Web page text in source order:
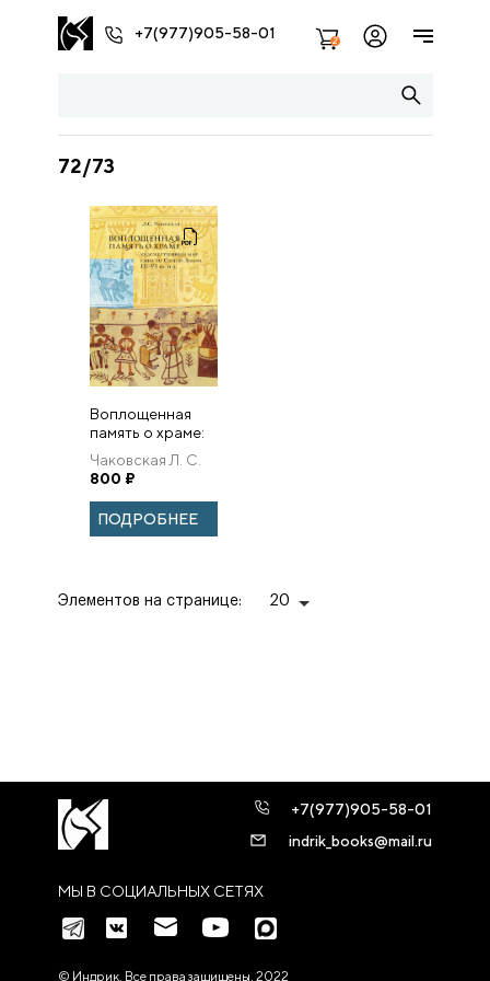
+7(977)905-58-01 2
72/73
Воплощенная
память о храме:
художественный
мир синагог
Святой Земли III–
VI вв. н.э.
Чаковская Л. С.
800 ₽
ПОДРОБНЕЕ
Элементов на странице: 20
МЫ В СОЦИАЛЬНЫХ СЕТЯХ
+7(977)905-58-01
indrik_books@mail.ru
© Индрик. Все права защищены, 2022